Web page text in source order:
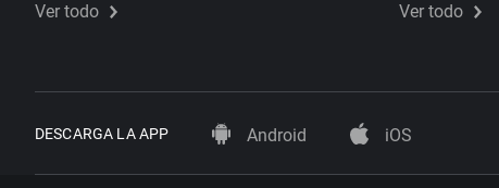
Ver todo Ver todo
DESCARGA LA APP Android iOS